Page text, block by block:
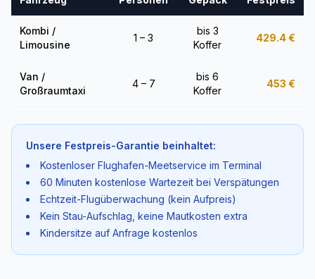
Kombi /
Limousine
1 – 3
bis 3
Koffer
429.4€
Van /
Großraumtaxi
4 – 7
bis 6
Koffer
453 €
Unsere Festpreis-Garantie beinhaltet:
Kostenloser Flughafen-Meetservice im Terminal
60 Minuten kostenlose Wartezeit bei Verspätungen
Echtzeit-Flugüberwachung (kein Aufpreis)
Kein Stau-Aufschlag, keine Mautkosten extra
Kindersitze auf Anfrage kostenlos